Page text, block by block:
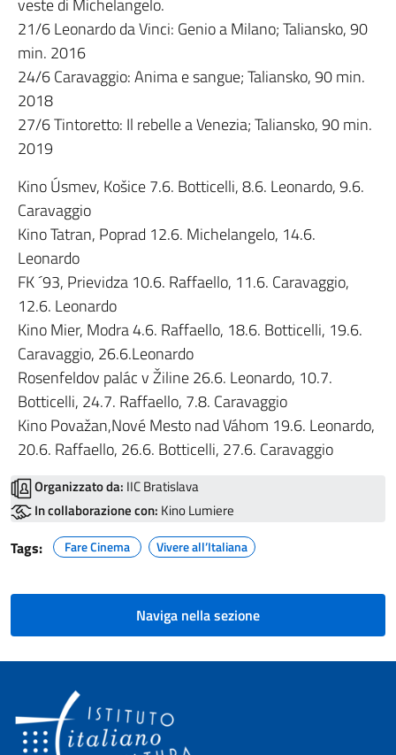
veste di Michelangelo.
21/6 Leonardo da Vinci: Genio a Milano; Taliansko, 90
min. 2016
24/6 Caravaggio: Anima e sangue; Taliansko, 90 min.
2018
27/6 Tintoretto: Il rebelle a Venezia; Taliansko, 90 min.
2019
Kino Úsmev, Košice 7.6. Botticelli, 8.6. Leonardo, 9.6.
Caravaggio
Kino Tatran, Poprad 12.6. Michelangelo, 14.6.
Leonardo
FK ´93, Prievidza 10.6. Raffaello, 11.6. Caravaggio,
12.6. Leonardo
Kino Mier, Modra 4.6. Raffaello, 18.6. Botticelli, 19.6.
Caravaggio, 26.6.Leonardo
Rosenfeldov palác v Žiline 26.6. Leonardo, 10.7.
Botticelli, 24.7. Raffaello, 7.8. Caravaggio
Kino Považan,Nové Mesto nad Váhom 19.6. Leonardo,
20.6. Raffaello, 26.6. Botticelli, 27.6. Caravaggio
Organizzato da: IIC Bratislava
In collaborazione con: Kino Lumiere
Tags: Fare Cinema Vivere all’Italiana
Naviga nella sezione